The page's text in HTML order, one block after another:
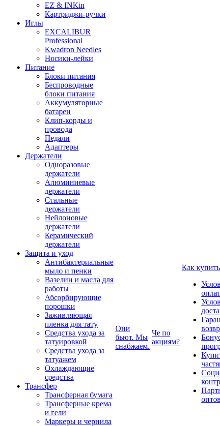
EZ & INKin
Картриджи-ручки
Иглы
EXCALIBUR
Professional
Kwadron Needles
Носики-лейки
Питание
Блоки питания
Беспроводные
блоки питания
Аккумуляторные
батареи
Клип-корды и
провода
Педали
Адаптеры
Держатели
Одноразовые
держатели
Алюминиевые
держатели
Стальные
держатели
Нейлоновые
держатели
Керамический
держатели
Защита и уход
Антибактериальные
мыло и пенки
Вазелин и масла для
работы
Абсорбирующие
порошки
Заживляющая
пленка для тату
Средства ухода за
татуировкой
Средства ухода за
татуажем
Охлаждающие
средства
Трансфер
Трансферная бумага
Трансферные крема
и гели
Маркеры и чернила
Они
бьют. Мы
снабжаем.
Че по
акциям?
Как купить